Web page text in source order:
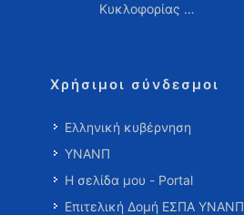
Κυκλοφορίας …
Χρήσιμοι σύνδεσμοι
Ελληνική κυβέρνηση
ΥΝΑΝΠ
Η σελίδα μου - Portal
Επιτελική Δομή ΕΣΠΑ ΥΝΑΝΠ